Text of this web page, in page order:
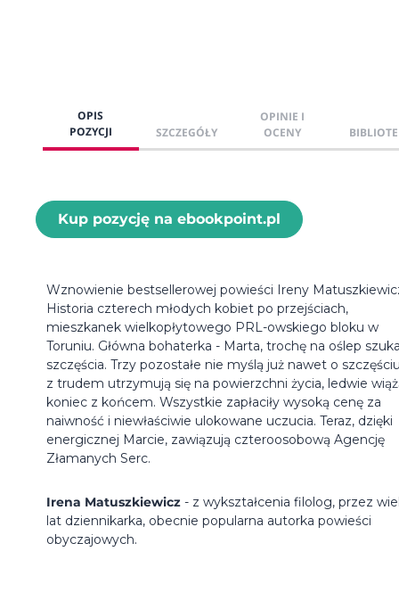
OPIS
POZYCJI
SZCZEGÓŁY
OPINIE I
OCENY
Kup pozycję na ebookpoint.pl
Wznowienie bestsellerowej powieści Ireny
Historia czterech młodych kobiet po przejściach,
mieszkanek wielkopłytowego PRL-owskiego bloku w
Toruniu. Główna bohaterka - Marta, trochę na oślep
szczęścia. Trzy pozostałe nie myślą już nawet o
z trudem utrzymują się na powierzchni życia, ledwie
koniec z końcem. Wszystkie zapłaciły wysoką cenę za
naiwność i niewłaściwie ulokowane uczucia. Teraz, dzięki
energicznej Marcie, zawiązują czteroosobową Agencję
Złamanych Serc.
Irena Matuszkiewicz - z wykształcenia filolog, przez
lat dziennikarka, obecnie popularna autorka powieści
obyczajowych.